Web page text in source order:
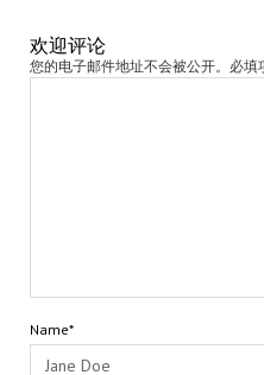
欢迎评论
您的电子邮件地址不会被公开。必填
Name*